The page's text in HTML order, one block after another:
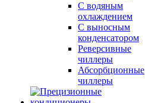
С водяным
охлаждением
С выносным
конденсатором
Реверсивные
чиллеры
Абсорбционные
чиллеры